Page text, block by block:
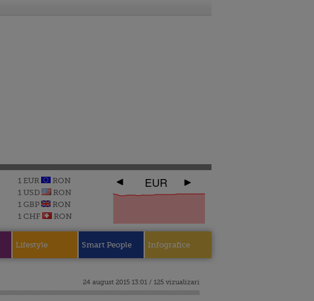
1 EUR
RON
1 USD
RON
1 GBP
RON
1 CHF
RON
EUR
Lifestyle Smart People Infografice
24 august 2015 13:01 / 125 vizualizari